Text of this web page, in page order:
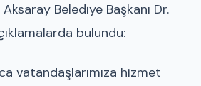
Belediye Başkanı Dr.
bulundu:
vatandaşlarımıza hizmet